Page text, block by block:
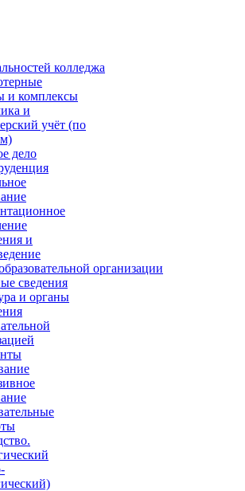
колледжа
и комплексы
и
учёт (по
дело
и
организации
сведения
и органы